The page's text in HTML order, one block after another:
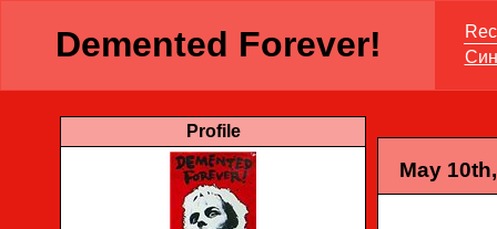
Demented Forever!
Profile
May